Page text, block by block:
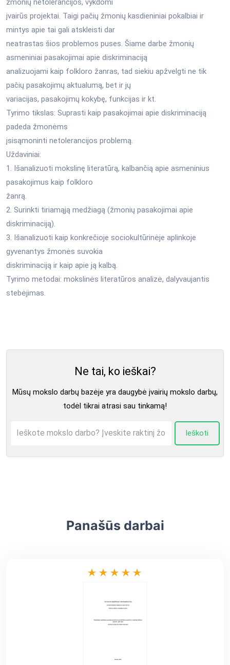
žmonių netolerancijos, vykdomi
įvairūs projektai. Taigi pačių žmonių kasdieniniai pokalbiai ir
mintys apie tai gali atskleisti dar
neatrastas šios problemos puses. Šiame darbe žmonių
asmeniniai pasakojimai apie diskriminaciją
analizuojami kaip folkloro žanras, tad siekiu apžvelgti ne tik
pačių pasakojimų aktualumą, bet ir jų
variacijas, pasakojimų kokybę, funkcijas ir kt.
Tyrimo tikslas: Suprasti kaip pasakojimai apie diskriminaciją
padeda žmonėms
įsisąmoninti netolerancijos problemą.
Uždaviniai:
1. Išanalizuoti mokslinę literatūrą, kalbančią apie asmeninius
pasakojimus kaip folkloro
žanrą.
2. Surinkti tiriamąją medžiagą (žmonių pasakojimai apie
diskriminaciją).
3. Išanalizuoti kaip konkrečioje sociokultūrinėje aplinkoje
gyvenantys žmonės suvokia
diskriminaciją ir kaip apie ją kalbą.
Tyrimo metodai: mokslinės literatūros analizė, dalyvaujantis
stebėjimas.
Ne tai, ko ieškai?
Mūsų mokslo darbų bazėje yra daugybė įvairių mokslo darbų,
todėl tikrai atrasi sau tinkamą!
Ieškoti
Panašūs darbai